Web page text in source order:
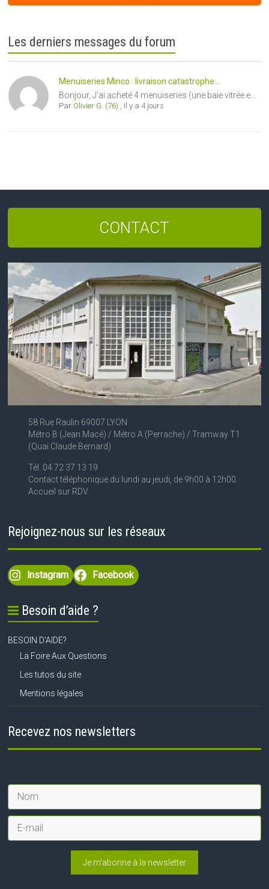
Les derniers messages du forum
Menuiseries Minco : livraison catastrophe...
Bonjour, J'ai acheté 4 menuiseries (une baie vitrée e...
Par Olivier G. (76) Il y a 4 jours
CONTACT
58 Rue Raulin 69007 LYON
Métro B (Jean Macé) / Métro A (Perrache) / Tramway T1
(Quai Claude Bernard)
Tél. 04 72 37 13 19
Contact téléphonique du lundi au jeudi, de 9h00 à 12h00.
Accueil sur RDV.
Rejoignez-nous sur les réseaux
Instagram Facebook
Besoin d’aide ?
BESOIN D’AIDE?
La Foire Aux Questions
Les tutos du site
Mentions légales
Recevez nos newsletters
Je m'abonne à la newsletter